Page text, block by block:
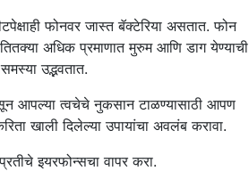
फोनवर जास्त बॅक्टेरिया असतात. फोन
अधिक प्रमाणात मुरुम आणि डाग येण्याची
उद्भवतात.
आपल्या त्वचेचे नुकसान टाळण्यासाठी आपण
खाली दिलेल्या उपायांचा अवलंब करावा.
इयरफोन्सचा वापर करा.